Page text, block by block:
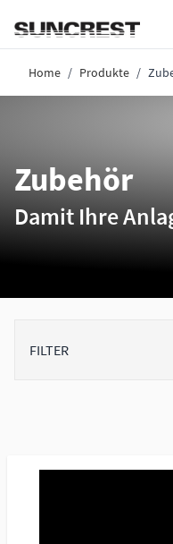
Home / Produkte /
Zubehör
Damit Ihre
FILTER